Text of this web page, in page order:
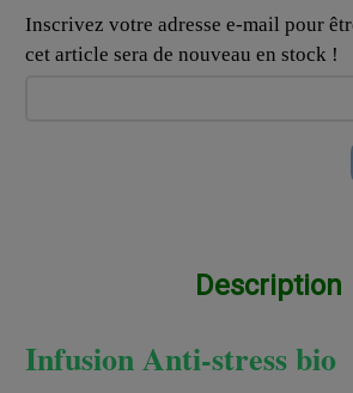
Inscrivez votre adresse e-mail pour
cet article sera de nouveau en stock !
Description
Infusion Anti-stress bio